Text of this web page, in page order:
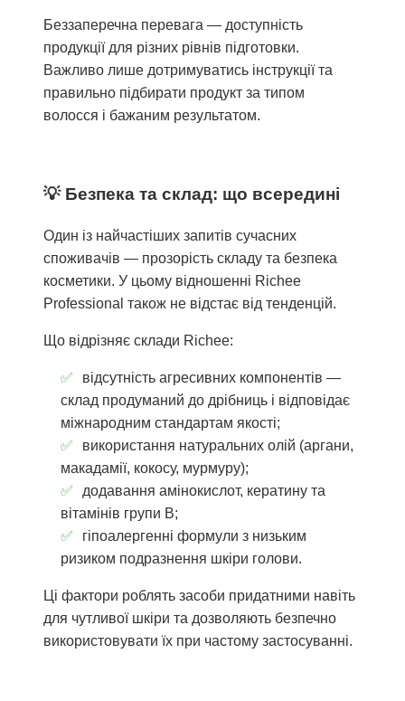
Беззаперечна перевага — доступність
продукції для різних рівнів підготовки.
Важливо лише дотримуватись інструкції та
правильно підбирати продукт за типом
волосся і бажаним результатом.
Безпека та склад: що всередині
Один із найчастіших запитів сучасних
споживачів — прозорість складу та безпека
косметики. У цьому відношенні Richee
Professional також не відстає від тенденцій.
Що відрізняє склади Richee:
відсутність агресивних компонентів —
склад продуманий до дрібниць і відповідає
міжнародним стандартам якості;
використання натуральних олій (аргани,
макадамії, кокосу, мурмуру);
додавання амінокислот, кератину та
вітамінів групи B;
гіпоалергенні формули з низьким
ризиком подразнення шкіри голови.
Ці фактори роблять засоби придатними навіть
для чутливої шкіри та дозволяють безпечно
використовувати їх при частому застосуванні.